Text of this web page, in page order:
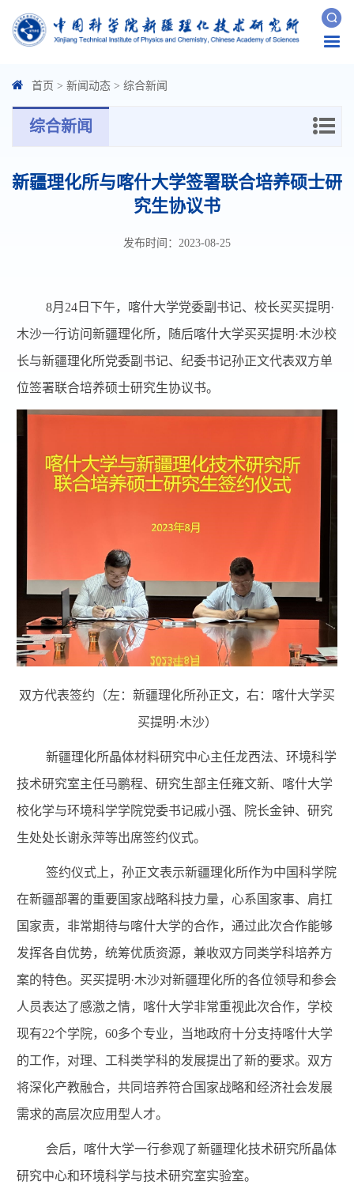
首页 > 新闻动态 > 综合新闻
综合新闻
新疆理化所与喀什大学签署联合培养硕士研
究生协议书
发布时间：2023-08-25
8月24 日下午，喀什大学党委副书记、校长买买提明·
木沙一行访问新疆理化所，随后喀什大学买买提明·木沙校
长与新疆理化所党委副书记、纪委书记孙正文代表双方单
位签署联合培养硕士研究生协议书。
双方代表签约（左：新疆理化所孙正文，右：喀什大学买
买提明·木沙）
新疆理化所晶体材料研究中心主任龙西法、环境科学
技术研究室主任马鹏程、研究生部主任雍文新、喀什大学
校化学与环境科学学院党委书记戚小强、院长金钟、研究
生处处长谢永萍等出席签约仪式。
签约仪式上，孙正文表示新疆理化所作为中国科学院
在新疆部署的重要国家战略科技力量，心系国家事、肩扛
国家责，非常期待与喀什大学的合作，通过此次合作能够
发挥各自优势，统筹优质资源，兼收双方同类学科培养方
案的特色。买买提明·木沙对新疆理化所的各位领导和参会
人员表达了感激之情，喀什大学非常重视此次合作，学校
现有22个学院， 60多个专业，当地政府十分支持喀什大学
的工作，对理、工科类学科的发展提出了新的要求。双方
将深化产教融合，共同培养符合国家战略和经济社会发展
需求的高层次应用型人才。
会后，喀什大学一行参观了新疆理化技术研究所晶体
研究中心和环境科学与技术研究室实验室。